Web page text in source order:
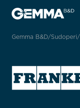
Gemma B&D Sudoperi